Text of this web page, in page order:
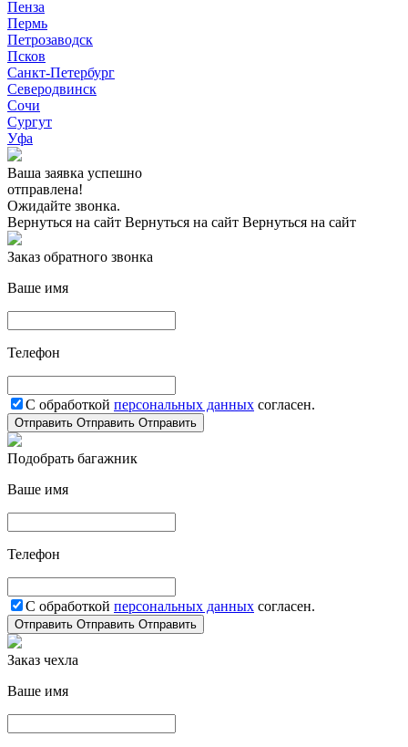
Пенза
Пермь
Петрозаводск
Псков
Санкт-Петербург
Северодвинск
Сочи
Сургут
Уфа
Ваша заявка успешно
отправлена!
Ожидайте звонка.
Вернуться на сайт Вернуться на сайт Вернуться на сайт
Заказ обратного звонка
Ваше имя
Телефон
С обработкой персональных данных согласен.
Отправить Отправить Отправить
Подобрать багажник
Ваше имя
Телефон
С обработкой персональных данных согласен.
Отправить Отправить Отправить
Заказ чехла
Ваше имя